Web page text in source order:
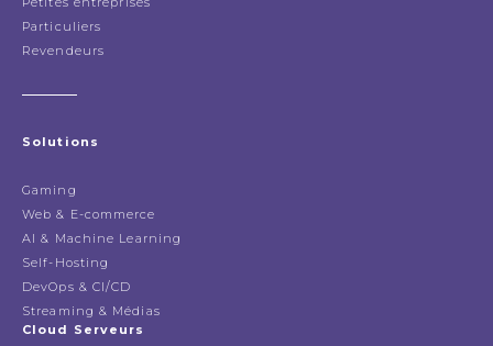
Particuliers
Revendeurs
Solutions
Gaming
Web & E-commerce
AI & Machine Learning
Self-Hosting
DevOps & CI/CD
Streaming & Médias
Cloud Serveurs